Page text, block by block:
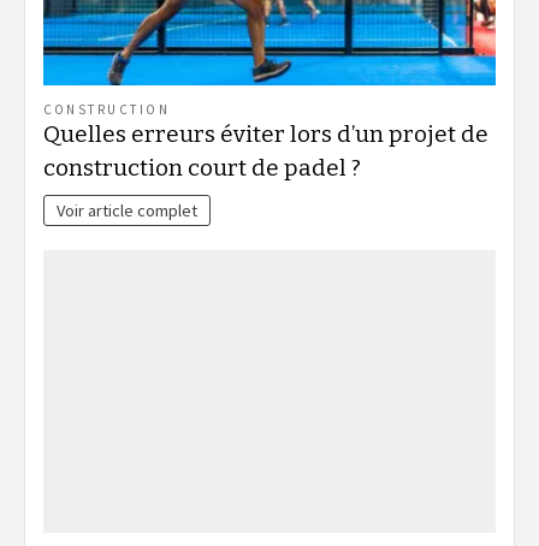
CONSTRUCTION
Quelles erreurs éviter lors d’un projet de
construction court de padel ?
Voir article complet